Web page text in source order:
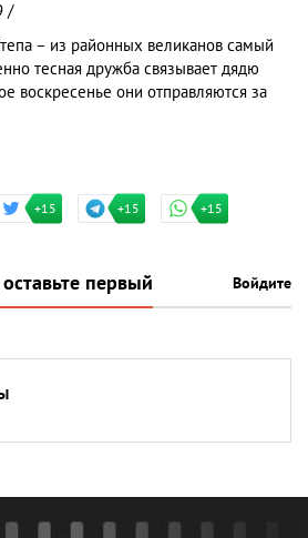
/
– из районных великанов самый
тесная дружба связывает дядю
воскресенье они отправляются за
+15 +15 +15
первый Войдите